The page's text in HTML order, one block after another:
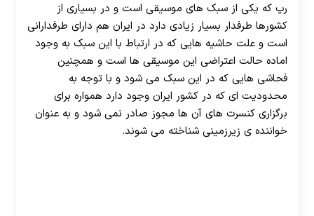
رپ که یکی از سبک‌ های موسیقی است و در بسیاری از
کشورها طرفدار بسیار زیادی دارد در ایران هم دارای طرفدارانی
است و علت حاشیه هایی که در ارتباط با این سبک به وجود
اماده حالت اعتراضی این موسیقی ها است و همچنین
فحاشی هایی که در این سبک می شود و با توجه به
محدودیت ای که در کشور ایران وجود دارد همواره برای
برگزاری کنسرت‌ های آن ها مجوز صادر نمی‌ شود و به عنوان
خواننده ی زیرزمینی شناخته می شوند.